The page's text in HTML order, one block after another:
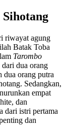
riwayat agung
Batak Toba
Tarombo
dua orang
dua orang putra
Sedangkan,
empat
dan
dari istri pertama
dan